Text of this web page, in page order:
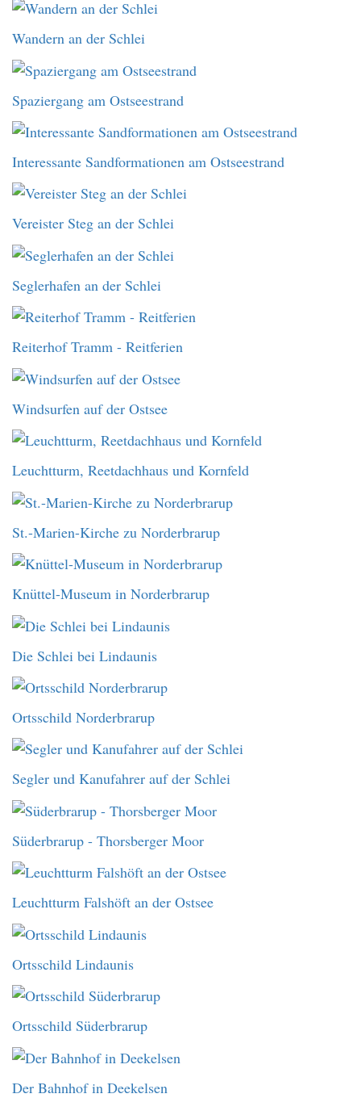
Wandern an der Schlei
Spaziergang am Ostseestrand
Interessante Sandformationen am Ostseestrand
Vereister Steg an der Schlei
Seglerhafen an der Schlei
Reiterhof Tramm - Reitferien
Windsurfen auf der Ostsee
Leuchtturm, Reetdachhaus und Kornfeld
St.-Marien-Kirche zu Norderbrarup
Knüttel-Museum in Norderbrarup
Die Schlei bei Lindaunis
Ortsschild Norderbrarup
Segler und Kanufahrer auf der Schlei
Süderbrarup - Thorsberger Moor
Leuchtturm Falshöft an der Ostsee
Ortsschild Lindaunis
Ortsschild Süderbrarup
Der Bahnhof in Deekelsen